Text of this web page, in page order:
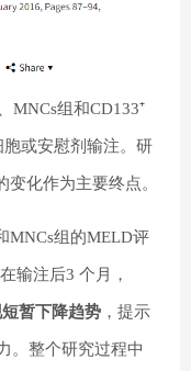
MNCs组和CD133⁺
或安慰剂输注。研
化作为主要终点。
MNCs组的MELD评
输注后3 个月，
暂下降趋势 ，提示
。整个研究过程中